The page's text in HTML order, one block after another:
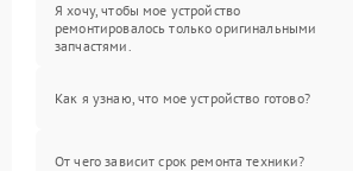
Я хочу, чтобы мое устройство
ремонтировалось только оригинальными
запчастями.
Как я узнаю, что мое устройство готово?
От чего зависит срок ремонта техники?